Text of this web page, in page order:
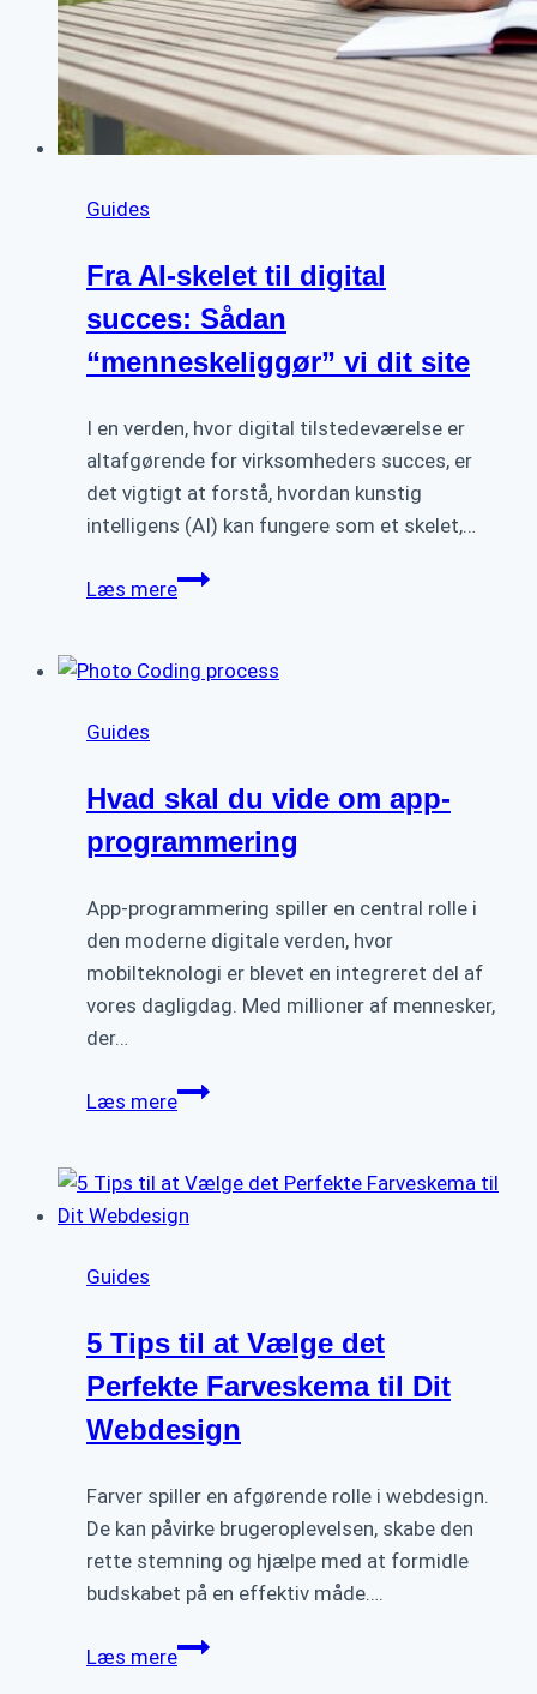
Guides
Fra AI-skelet til digital
succes: Sådan
“menneskeliggør” vi dit site
I en verden, hvor digital tilstedeværelse er
altafgørende for virksomheders succes, er
det vigtigt at forstå, hvordan kunstig
intelligens (AI) kan fungere som et skelet,…
Læs mereFra
til
“menneskeliggør”
vi
site
Guides
Hvad skal du vide om app-
programmering
App-programmering spiller en central rolle i
den moderne digitale verden, hvor
mobilteknologi er blevet en integreret del af
vores dagligdag. Med millioner af mennesker,
der…
Læs mereHvad
vide
om
Guides
5 Tips til at Vælge det
Perfekte Farveskema til Dit
Webdesign
Farver spiller en afgørende rolle i webdesign.
De kan påvirke brugeroplevelsen, skabe den
rette stemning og hjælpe med at formidle
budskabet på en effektiv måde….
Læs mere5